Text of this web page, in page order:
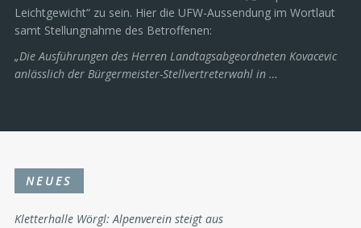
Leichtgewicht“ zu sein. Hier die UFW-Aussendung im Wortlaut
samt Stellungnahme des Betroffenen:
„Die Ausführungen des Herren Landtagsabgeordneten Kovacevic
anlässlich der Bürgermeister-Stellvertreterwahl in …
NEUES
Kletterhalle Wörgl: Alpenverein steigt aus